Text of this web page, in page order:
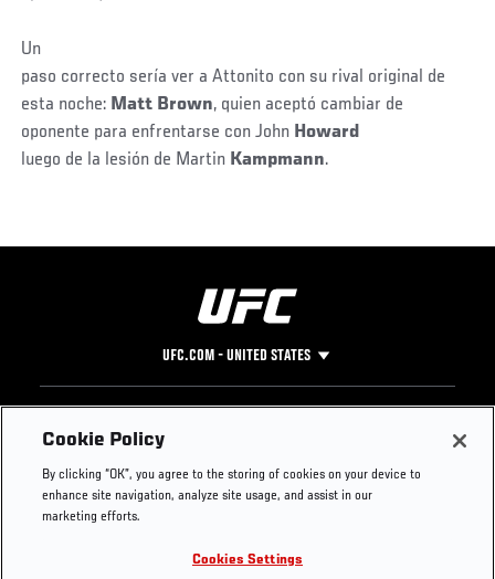
Un
paso correcto sería ver a Attonito con su rival original de
esta noche: Matt Brown, quien aceptó cambiar de
oponente para enfrentarse con John Howard
luego de la lesión de Martin Kampmann.
UFC.COM - UNITED STATES
Footer
UFC
UFC Foundation
UFC Careers
Instagram
YouTube
Press
Cookie Policy
By clicking “OK”, you agree to the storing of cookies on your device to
enhance site navigation, analyze site usage, and assist in our
marketing efforts.
Cookies Settings